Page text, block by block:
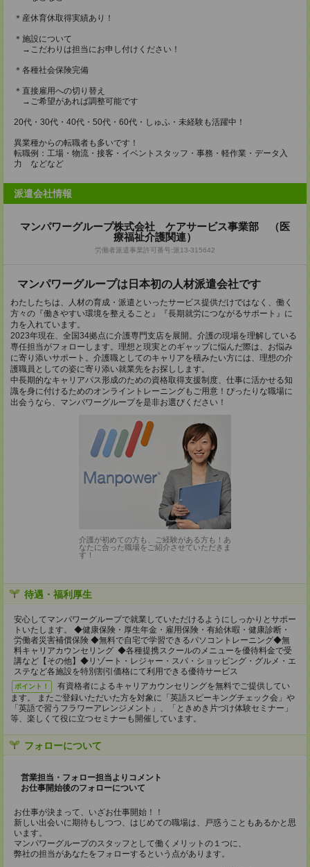
＊産休育休取得実績あり！
＊施設について
→こだわりは担当にお申し付けください！
＊各種社会保険完備
＊直接雇用への切り替え
→ご希望があれば調整可能です
20代・30代・40代・50代・60代・しゅふ・未経験も活躍中！
異業種からの転職者も多いです！
転職例：工場・物流・接客・イベントスタッフ・事務・軽作業・データ入
力 などなど
派遣会社情報
マンパワーグループ株式会社 ケアサービス事業部 （医
療福祉介護関連）
労働者派遣事業許可番号:派13-315642
マンパワーグループは日本初の人材派遣会社です
わたしたちは、人材の育成・派遣といったサービス提供だけではなく、働く
方々の『働きやすい環境を整えること』『長期就労につながるサポート』に
力を入れています。
2023年現在、全国34拠点に介護専門支店を展開。介護の現場を理解している
専任担当がフォローします。理想と現実とのギャップに悩んだ際は、お悩み
に寄り添いサポート。介護職としてのキャリアを積みたい方には、理想の介
護職員としての姿に寄り添い就業先をお探しします。
中長期的なキャリアパス形成のための資格取得支援制度、仕事に活かせる知
識を身に付けるためのオンライントレーニングもご用意！ぴったりな職場に
出会うなら、マンパワーグループを是非お選びください！
介護が初めての方も、ご経験がある方も！あ
なたに合った職場をご紹介させていただきま
す！
待遇・福利厚生
安心してマンパワーグループで就業していただけるようにしっかりとサポー
トいたします。 ◆健康保険・厚生年金・雇用保険・有給休暇・健康診断・
労働者災害補償保険 ◆無料で自宅で学習できるパソコントレーニング◆無
料キャリアカウンセリング ◆各種提携スクールのメニューを優待料金で受
講など【その他】◆リゾート・レジャー・スパ・ショッピング・グルメ・エ
ステなど各施設を特別割引価格にて利用できる優待サービス
ポイント！
有資格者によるキャリアカウンセリングを無料でご提供してい
ます。 またご登録いただいた方を対象に「英語スピーキングチェック会」や
「英語で習うフラワーアレンジメント」、「ときめき片づけ体験セミナー」
等、楽しくて役に立つセミナーも開催しています。
フォローについて
営業担当・フォロー担当よりコメント
お仕事開始後のフォローについて
お仕事が決まって、いざお仕事開始！！
新しい出会いに期待もしつつ、はじめての職場は、戸惑うこともあるかと思
います。
マンパワーグループのスタッフとして働くメリットの１つに、
弊社の担当があなたをフォローするという点があります。